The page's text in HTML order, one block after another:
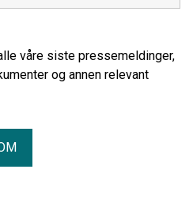
våre siste pressemeldinger,
og annen relevant